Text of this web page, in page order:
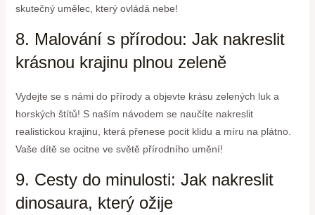
skutečný umělec, který ovládá nebe!
8. Malování s přírodou: Jak nakreslit
krásnou krajinu plnou zeleně
Vydejte se s námi do přírody a objevte krásu zelených luk a
horských štítů! S naším návodem se naučíte nakreslit
realistickou krajinu, která přenese pocit klidu a míru na plátno.
Vaše dítě se ocitne ve světě přírodního umění!
9. Cesty do minulosti: Jak nakreslit
dinosaura, který ožije